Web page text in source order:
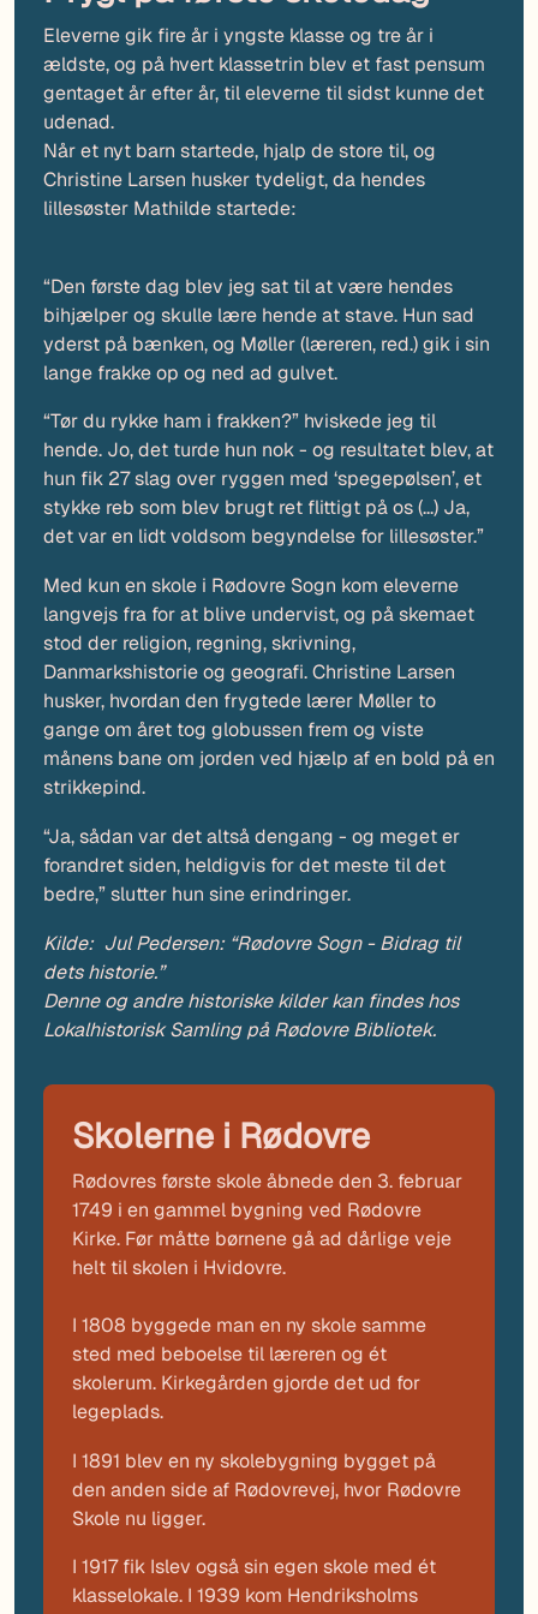
Eleverne gik fire år i yngste klasse og tre år i
ældste, og på hvert klassetrin blev et fast pensum
gentaget år efter år, til eleverne til sidst kunne det
udenad.
Når et nyt barn startede, hjalp de store til, og
Christine Larsen husker tydeligt, da hendes
lillesøster Mathilde startede:
“Den første dag blev jeg sat til at være hendes
bihjælper og skulle lære hende at stave. Hun sad
yderst på bænken, og Møller (læreren, red.) gik i sin
lange frakke op og ned ad gulvet.
“Tør du rykke ham i frakken?” hviskede jeg til
hende. Jo, det turde hun nok - og resultatet blev, at
hun fik 27 slag over ryggen med ‘spegepølsen’, et
stykke reb som blev brugt ret flittigt på os (...) Ja,
det var en lidt voldsom begyndelse for lillesøster.”
Med kun en skole i Rødovre Sogn kom eleverne
langvejs fra for at blive undervist, og på skemaet
stod der religion, regning, skrivning,
Danmarkshistorie og geografi. Christine Larsen
husker, hvordan den frygtede lærer Møller to
gange om året tog globussen frem og viste
månens bane om jorden ved hjælp af en bold på en
strikkepind.
“Ja, sådan var det altså dengang - og meget er
forandret siden, heldigvis for det meste til det
bedre,” slutter hun sine erindringer.
Kilde: Jul Pedersen: “Rødovre Sogn - Bidrag til
dets historie.”
Denne og andre historiske kilder kan findes hos
Lokalhistorisk Samling på Rødovre Bibliotek.
Skolerne i Rødovre
Rødovres første skole åbnede den 3. februar
1749 i en gammel bygning ved Rødovre
Kirke. Før måtte børnene gå ad dårlige veje
helt til skolen i Hvidovre.
I 1808 byggede man en ny skole samme
sted med beboelse til læreren og ét
skolerum. Kirkegården gjorde det ud for
legeplads.
I 1891 blev en ny skolebygning bygget på
den anden side af Rødovrevej, hvor Rødovre
Skole nu ligger.
I 1917 fik Islev også sin egen skole med ét
klasselokale. I 1939 kom Hendriksholms